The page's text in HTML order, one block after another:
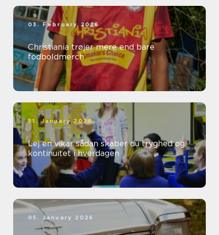
03. February 2026
Christiania trøjer mere end bare
fodboldmerch
31. January 2026
Lej en vikar sådan skaber du tryghed og
kontinuitet i hverdagen
05. January 2026